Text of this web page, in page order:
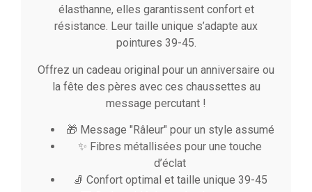
élasthanne, elles garantissent confort et
résistance. Leur taille unique s’adapte aux
pointures 39-45.
Offrez un cadeau original pour un anniversaire ou
la fête des pères avec ces chaussettes au
message percutant !
🎁 Message "Râleur" pour un style assumé
✨ Fibres métallisées pour une touche
d’éclat
🧦 Confort optimal et taille unique 39-45